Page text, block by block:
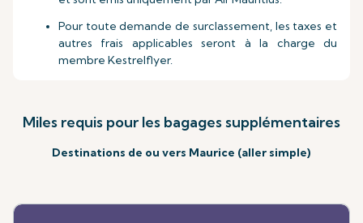
Pour toute demande de surclassement, les taxes et
autres frais applicables seront à la charge du
membre Kestrelflyer.
Miles requis pour les bagages supplémentaires
Destinations de ou vers Maurice (aller simple)